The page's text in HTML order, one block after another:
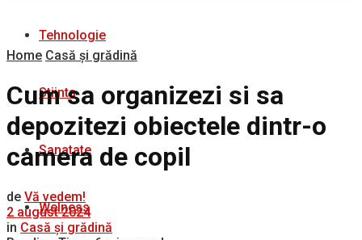
Tehnologie
Stiinta
Sanatate
Welness
Home Casă și grădină
Cum sa organizezi si sa
depozitezi obiectele dintr-o
camera de copil
de Vă vedem!
2 august 2024
in Casă și grădină